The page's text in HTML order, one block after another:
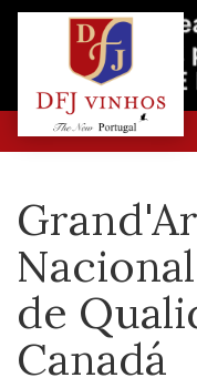
de
Canadá